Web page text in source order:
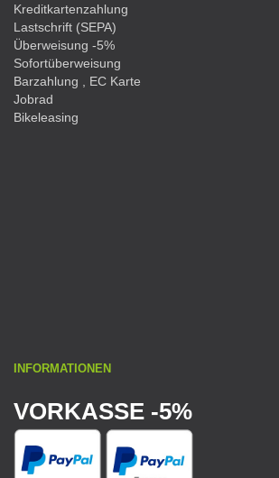
Kreditkartenzahlung
Lastschrift (SEPA)
Überweisung -5%
Sofortüberweisung
Barzahlung , EC Karte
Jobrad
Bikeleasing
INFORMATIONEN
VORKASSE -5%